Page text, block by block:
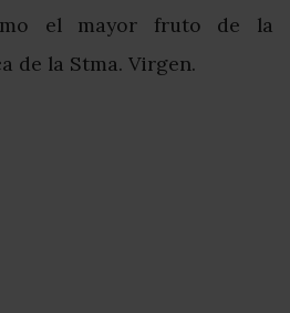
el mayor fruto de la
de la Stma. Virgen.